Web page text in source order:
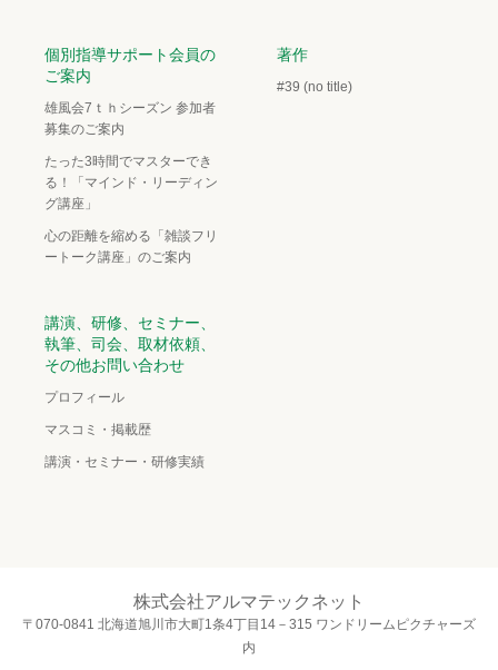
個別指導サポート会員の
ご案内
雄風会7ｔｈシーズン 参加者
募集のご案内
たった3時間でマスターでき
る！「マインド・リーディン
グ講座」
心の距離を縮める「雑談フリ
ートーク講座」のご案内
著作
#39 (no title)
講演、研修、セミナー、
執筆、司会、取材依頼、
その他お問い合わせ
プロフィール
マスコミ・掲載歴
講演・セミナー・研修実績
株式会社アルマテックネット
〒070-0841 北海道旭川市大町1条4丁目14－315 ワンドリームピクチャーズ
内